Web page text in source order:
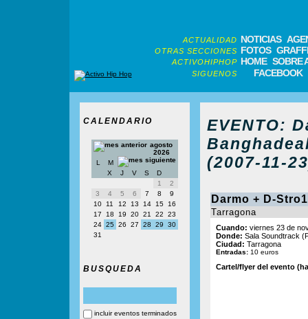
ACTUALIDAD NOTICIAS
OTRAS SECCIONES FOTOS
ACTIVOHIPHOP HOME SOBRE
SIGUENOS FACEBOOK
CALENDARIO
agosto
2026
L
M
X
J V S
D
1
2
3
4 5 6 7 8
9
10
11 12 13 14 15
16
17
18 19 20 21 22
23
24 25 26 27 28 29
30
31
BUSQUEDA
incluir eventos terminados
EVENTO:
(2007-11-
Darmo + D-
Tarragona
Cuando: viernes 23 de
Donde: Sala Soundtrack
Ciudad: Tarragona
Entradas: 10 euros
Cartel/flyer del evento